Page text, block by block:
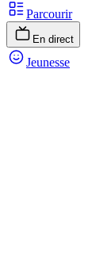
Parcourir
En direct
Jeunesse